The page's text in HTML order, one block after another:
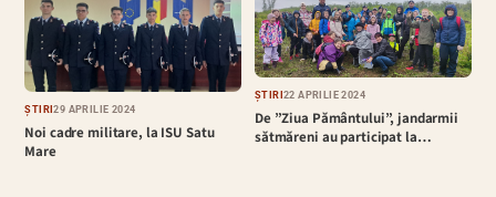
ȘTIRI29 APRILIE 2024
Noi cadre militare, la ISU Satu
Mare
ȘTIRI22 APRILIE 2024
De ”Ziua Pământului”, jandarmii
sătmăreni au participat la…